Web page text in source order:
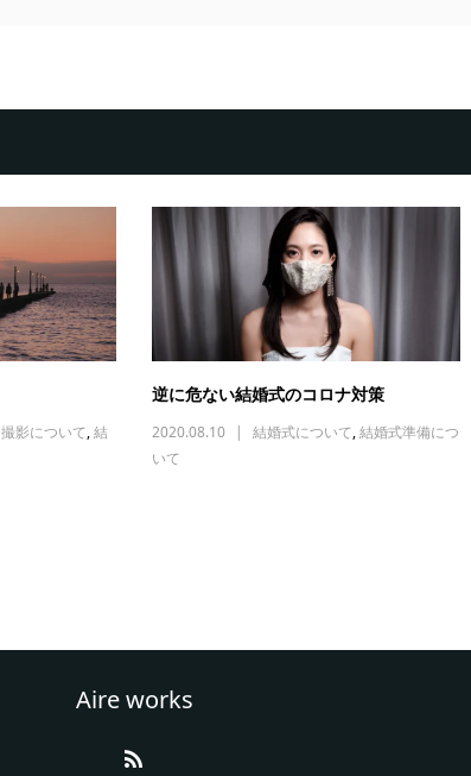
撮影について,結
逆に危ない結婚式のコロナ対策
2020.08.10 結婚式について,結婚式準備につ
いて
Aire works